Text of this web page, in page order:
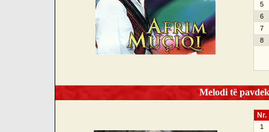
5
6
7
8
Melodi të
Nr.
1